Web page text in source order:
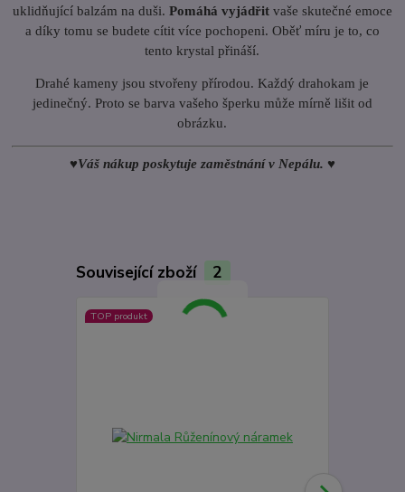
uklidňující balzám na duši. Pomáhá vyjádřit vaše skutečné emoce
a díky tomu se budete cítit více pochopeni. Oběť míru je to, co
tento krystal přináší.
Drahé kameny jsou stvořeny přírodou. Každý drahokam je
jedinečný. Proto se barva vašeho šperku může mírně lišit od
obrázku.
♥Váš nákup poskytuje zaměstnání v Nepálu. ♥
Související zboží 2
TOP produkt